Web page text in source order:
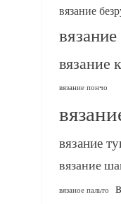
вязание
вязание
вязание пончо
вязание
вязание
вязаное пальто